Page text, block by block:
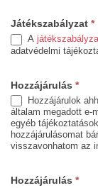
Játékszabályzat *
A
adatvédelmi
Hozzájárulás *
Hozzájárulok
általam megadott e-
egyéb
hozzájárulásomat
visszavonhatom az
Hozzájárulás *